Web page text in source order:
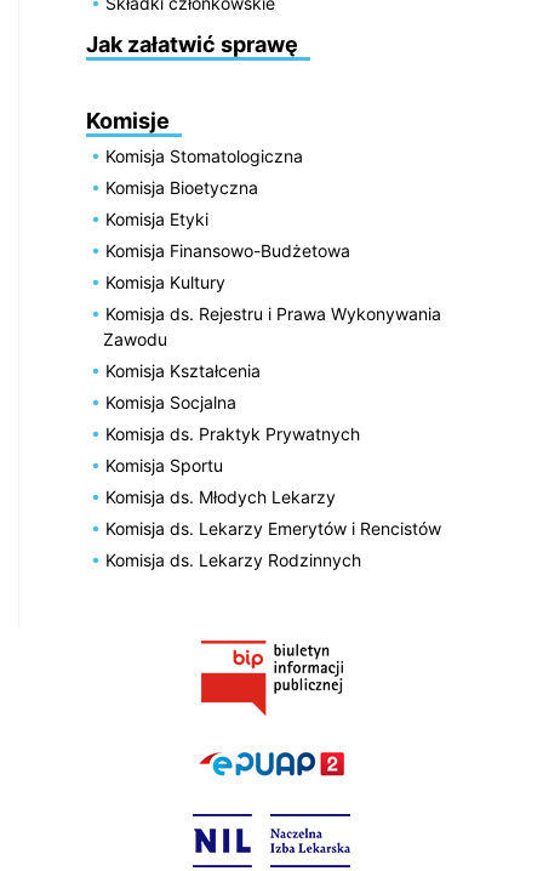
Jak załatwić sprawę
Komisje
Komisja Stomatologiczna
Komisja Bioetyczna
Komisja Etyki
Komisja Finansowo-Budżetowa
Komisja Kultury
Komisja ds. Rejestru i Prawa Wykonywania
Zawodu
Komisja Kształcenia
Komisja Socjalna
Komisja ds. Praktyk Prywatnych
Komisja Sportu
Komisja ds. Młodych Lekarzy
Komisja ds. Lekarzy Emerytów i Rencistów
Komisja ds. Lekarzy Rodzinnych